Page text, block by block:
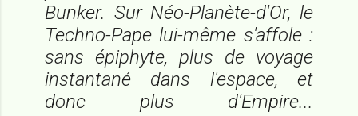
Bunker. Sur Néo-Planète-d'Or, le
Techno-Pape lui-même s'affole :
sans épiphyte, plus de voyage
instantané dans l'espace, et
donc plus d'Empire...